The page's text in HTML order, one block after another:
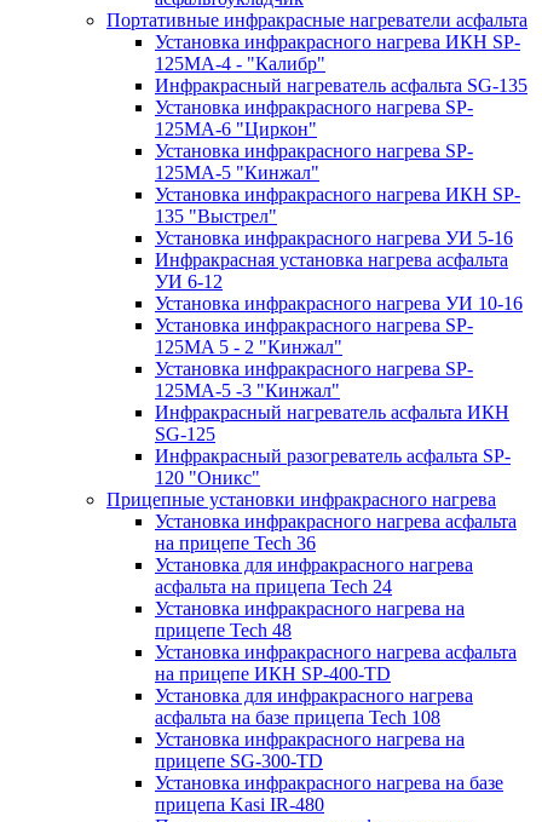
Портативные инфракрасные нагреватели асфальта
Установка инфракрасного нагрева ИКН SP-
125МA-4 - "Калибр"
Инфракрасный нагреватель асфальта SG-135
Установка инфракрасного нагрева SP-
125МA-6 "Циркон"
Установка инфракрасного нагрева SP-
125МA-5 "Кинжал"
Установка инфракрасного нагрева ИКН SP-
135 "Выстрел"
Установка инфракрасного нагрева УИ 5-16
Инфракрасная установка нагрева асфальта
УИ 6-12
Установка инфракрасного нагрева УИ 10-16
Установка инфракрасного нагрева SP-
125МA 5 - 2 "Кинжал"
Установка инфракрасного нагрева SP-
125МA-5 -3 "Кинжал"
Инфракрасный нагреватель асфальта ИКН
SG-125
Инфракрасный разогреватель асфальта SP-
120 "Оникс"
Прицепные установки инфракрасного нагрева
Установка инфракрасного нагрева асфальта
на прицепе Tech 36
Установка для инфракрасного нагрева
асфальта на прицепа Tech 24
Установка инфракрасного нагрева на
прицепе Tech 48
Установка инфракрасного нагрева асфальта
на прицепе ИКН SP-400-TD
Установка для инфракрасного нагрева
асфальта на базе прицепа Tech 108
Установка инфракрасного нагрева на
прицепе SG-300-TD
Установка инфракрасного нагрева на базе
прицепа Kasi IR-480